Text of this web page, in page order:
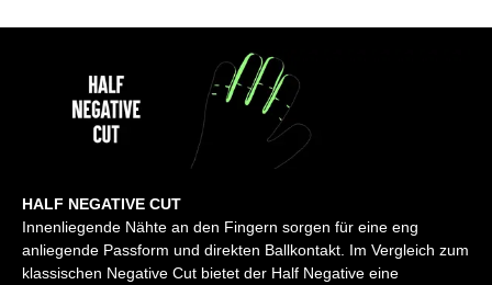
HALF NEGATIVE CUT
Innenliegende Nähte an den Fingern sorgen für eine eng
anliegende Passform und direkten Ballkontakt. Im Vergleich zum
klassischen Negative Cut bietet der Half Negative eine